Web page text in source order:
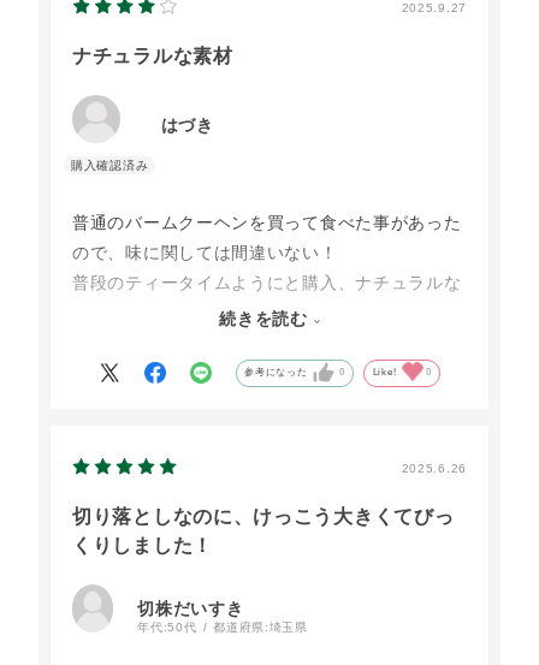
2025.9.27
ナチュラルな素材
はづき
普通のバームクーヘンを買って食べた事があった
ので、味に関しては間違いない！
普段のティータイムようにと購入、ナチュラルな
素材で安心して食べれて美味しい😁
して食べたら更に美味しかったです。普段ように
続きを読む
参考になった 0 Like! 0
2025.6.26
切り落としなのに、けっこう大きくてびっ
くりしました！
切株だいすき
年代:50代 都道府県:埼玉県